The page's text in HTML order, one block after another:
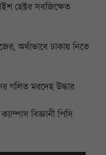
হেক্টর সবজিক্ষেত
অর্থাভাবে ঢাকায় নিতে
গলিত মরদেহ উদ্ধার
বিজ্ঞানী পিসি